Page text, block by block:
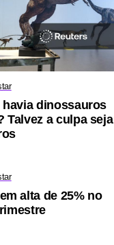
havia dinossauros
Talvez a culpa seja
alta de 25% no